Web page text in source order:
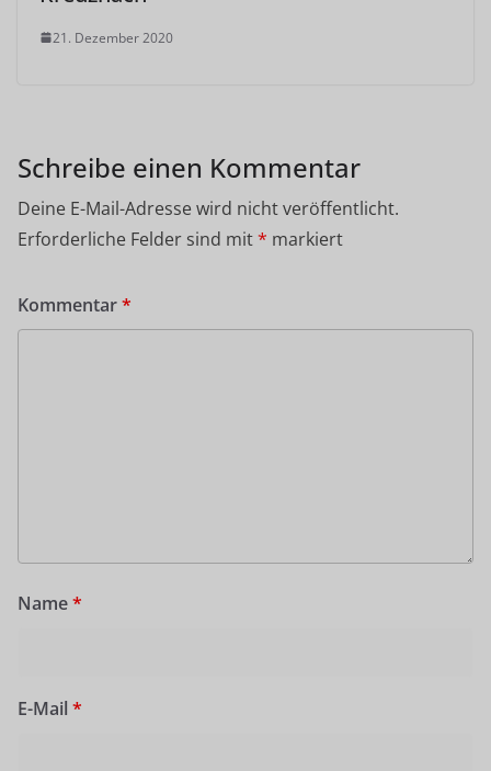
21. Dezember 2020
Schreibe einen Kommentar
Deine E-Mail-Adresse wird nicht veröffentlicht.
Erforderliche Felder sind mit* markiert
Kommentar*
Name*
E-Mail *